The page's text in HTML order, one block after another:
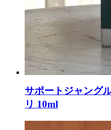
サポートジャング
リ 10ml